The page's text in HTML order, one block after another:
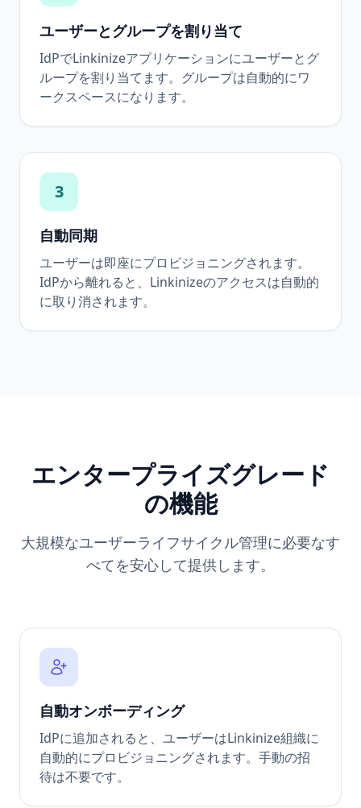
ユーザーとグループを割り当て
IdPでLinkinizeアプリケーションにユーザーとグ
ループを割り当てます。グループは自動的にワ
ークスペースになります。
3
自動同期
ユーザーは即座にプロビジョニングされます。
IdPから離れると、Linkinizeのアクセスは自動的
に取り消されます。
エンタープライズグレード
の機能
大規模なユーザーライフサイクル管理に必要なす
べてを安心して提供します。
自動オンボーディング
IdPに追加されると、ユーザーはLinkinize組織に
自動的にプロビジョニングされます。手動の招
待は不要です。